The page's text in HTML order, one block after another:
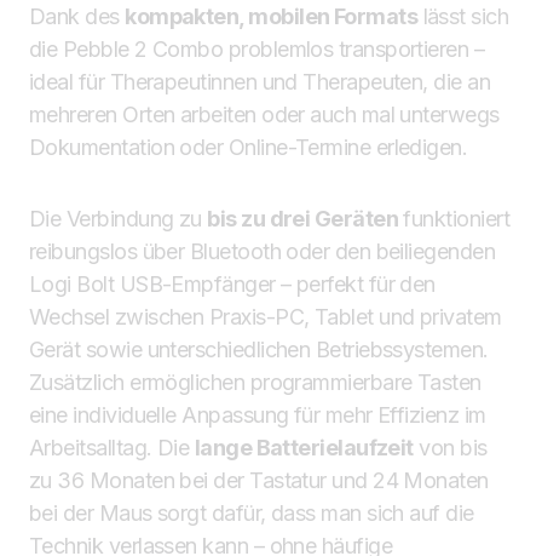
Dank des kompakten, mobilen Formatslässt sich
die Pebble 2 Combo problemlos transportieren –
ideal für Therapeutinnen und Therapeuten, die an
mehreren Orten arbeiten oder auch mal unterwegs
Dokumentation oder Online-Termine erledigen.
Die Verbindung zu bis zu drei Gerätenfunktioniert
reibungslos über Bluetooth oder den beiliegenden
Logi Bolt USB-Empfänger – perfekt für den
Wechsel zwischen Praxis-PC, Tablet und privatem
Gerät sowie unterschiedlichen Betriebssystemen.
Zusätzlich ermöglichen programmierbare Tasten
eine individuelle Anpassung für mehr Effizienz im
Arbeitsalltag. Die lange Batterielaufzeitvon bis
zu 36 Monaten bei der Tastatur und 24 Monaten
bei der Maus sorgt dafür, dass man sich auf die
Technik verlassen kann – ohne häufige